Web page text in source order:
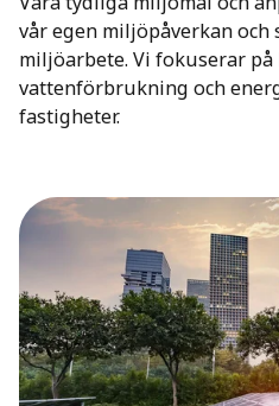
vår egen miljöpåverkan
miljöarbete. Vi fokuserar
vattenförbrukning och
fastigheter.